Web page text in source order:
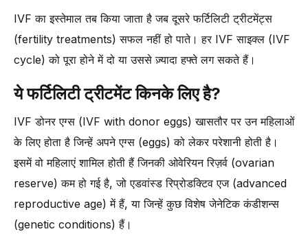
IVF का इस्तेमाल तब किया जाता है जब दूसरे फर्टिलिटी ट्रीटमेंट्स
(fertility treatments) सफल नहीं हो पाते। हर IVF साइक्ल (IVF
cycle) को पूरा होने में दो या उससे ज़्यादा हफ्ते लग सकते हैं।
ये फर्टिलिटी ट्रीटमेंट किनके लिए है?
IVF डोनर एग्स (IVF with donor eggs) खासतौर पर उन महिलाओं
के लिए होता है जिन्हें अपने एग्स (eggs) को लेकर परेशानी होती है।
इसमें वो महिलाएं शामिल होती हैं जिनकी ओवेरियन रिज़र्व (ovarian
reserve) कम हो गई है, जो एडवांस्ड रिप्रोडक्टिव एज (advanced
reproductive age) में हैं, या जिन्हें कुछ विशेष जेनेटिक कंडीशन्स
(genetic conditions) हैं।